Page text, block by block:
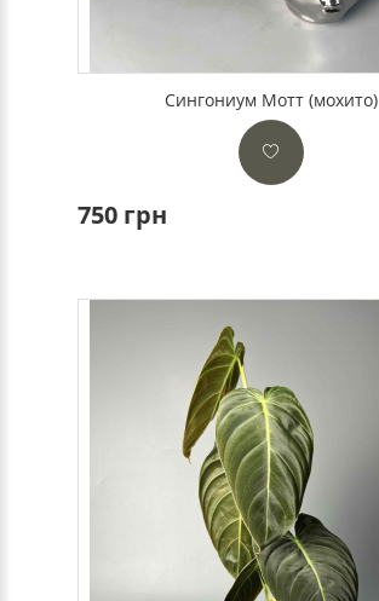
Сингониум Мотт (мохито)
750 грн